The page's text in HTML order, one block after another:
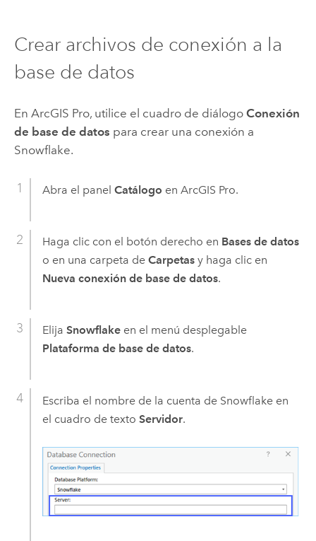
Crear archivos de conexión a la
base de datos
En ArcGIS Pro, utilice el cuadro de diálogo Conexión
de base de datos para crear una conexión a
Snowflake.
Abra el panel Catálogo en ArcGIS Pro.
Haga clic con el botón derecho en Bases de datos
o en una carpeta de Carpetasy haga clic en
Nueva conexión de base de datos.
Elija Snowflakeen el menú desplegable
Plataforma de base de datos.
Escriba el nombre de la cuenta de Snowflakeen
el cuadro de texto Servidor.